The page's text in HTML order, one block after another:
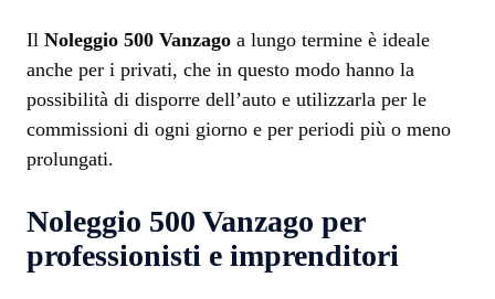
Il Noleggio 500 Vanzago a lungo termine è ideale
anche per i privati, che in questo modo hanno la
possibilità di disporre dell’auto e utilizzarla per le
commissioni di ogni giorno e per periodi più o meno
prolungati.
Noleggio 500 Vanzago per
professionisti e imprenditori